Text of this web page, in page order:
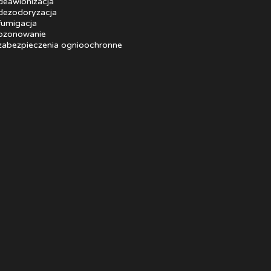
ognioochronne